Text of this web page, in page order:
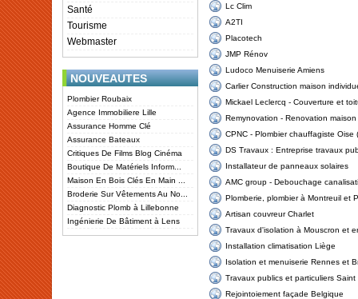
Santé
Tourisme
Webmaster
NOUVEAUTES
Plombier Roubaix
Agence Immobiliere Lille
Assurance Homme Clé
Assurance Bateaux
Critiques De Films Blog Cinéma
Boutique De Matériels Inform...
Maison En Bois Clés En Main ...
Broderie Sur Vêtements Au No...
Diagnostic Plomb à Lillebonne
Ingénierie De Bâtiment à Lens
Lc Clim
A2TI
Placotech
JMP Rénov
Ludoco Menuiserie Amiens
Carlier Construction maison
Mickael Leclercq - Couverture et
Remynovation - Renovation maison
CPNC - Plombier chauffagiste Oise
DS Travaux : Entreprise travaux
Installateur de panneaux solaires
AMC group - Debouchage
Plomberie, plombier à Montreuil et
Artisan couvreur Charlet
Travaux d'isolation à Mouscron et
Installation climatisation Liège
Isolation et menuiserie Rennes et
Travaux publics et particuliers Saint
Rejointoiement façade Belgique